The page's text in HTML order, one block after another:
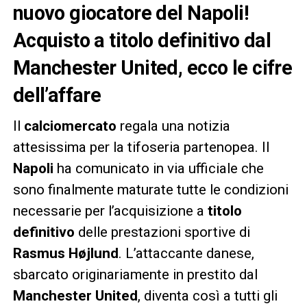
nuovo giocatore del Napoli!
Acquisto a titolo definitivo dal
Manchester United, ecco le cifre
dell’affare
Il calciomercato regala una notizia
attesissima per la tifoseria partenopea. Il
Napoli ha comunicato in via ufficiale che
sono finalmente maturate tutte le condizioni
necessarie per l’acquisizione a titolo
definitivo delle prestazioni sportive di
Rasmus Højlund. L’attaccante danese,
sbarcato originariamente in prestito dal
Manchester United, diventa così a tutti gli